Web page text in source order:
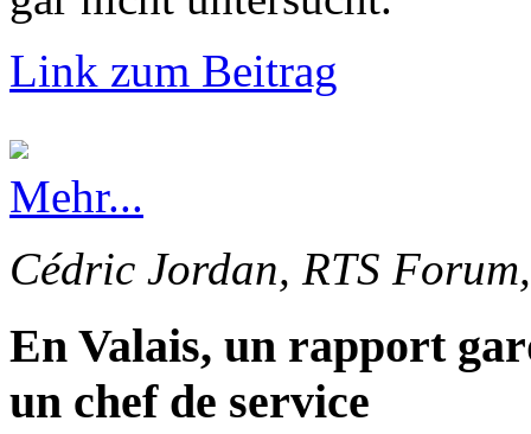
Link zum Beitrag
Mehr...
Cédric Jordan, RTS
En Valais, un rapport
un chef de service